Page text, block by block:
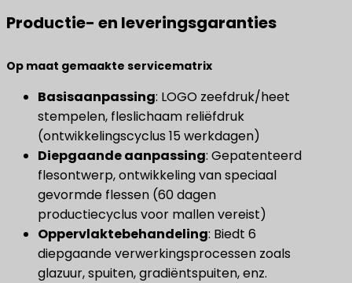
Productie- en leveringsgaranties
​Op maat gemaakte servicematrix​
Basisaanpassing​: LOGO zeefdruk/heet
stempelen, fleslichaam reliëfdruk
(ontwikkelingscyclus 15 werkdagen)
Diepgaande aanpassing​: Gepatenteerd
flesontwerp, ontwikkeling van speciaal
gevormde flessen (60 dagen
productiecyclus voor mallen vereist)
Oppervlaktebehandeling​: Biedt 6
diepgaande verwerkingsprocessen zoals
glazuur, spuiten, gradiëntspuiten, enz.